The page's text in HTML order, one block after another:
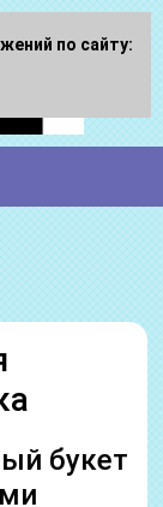
букет
по сайту: